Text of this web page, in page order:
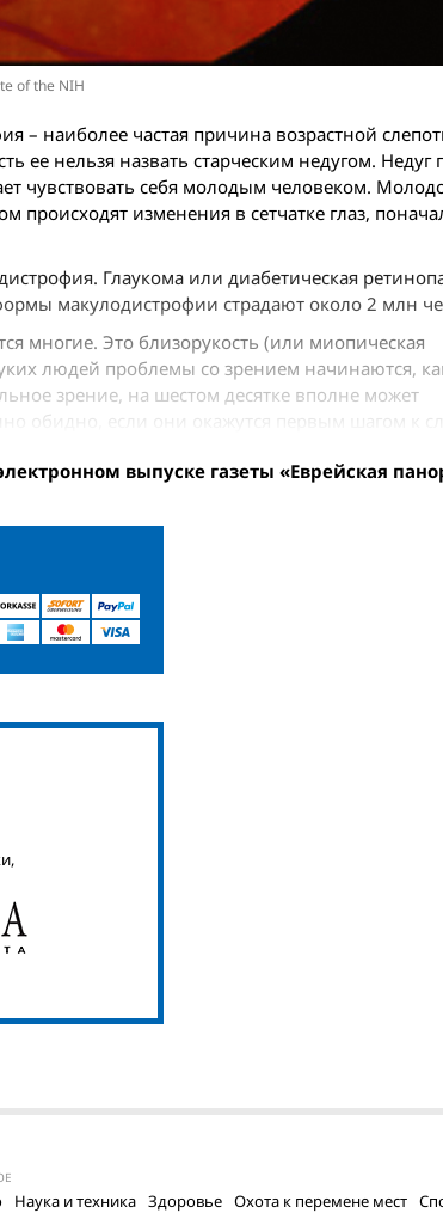
of the NIH
– наиболее частая причина возрастной
ее нельзя назвать старческим недугом. Недуг
чувствовать себя молодым человеком.
происходят изменения в сетчатке глаз,
Глаукома или диабетическая
макулодистрофии страдают около 2 млн
многие. Это близорукость (или миопическая
людей проблемы со зрением начинаются,
зрение, на шестом десятке вполне может
обидно, если они окажутся первым шагом к
выпуске газеты «Еврейская
Наука и техника Здоровье Охота к перемене мест